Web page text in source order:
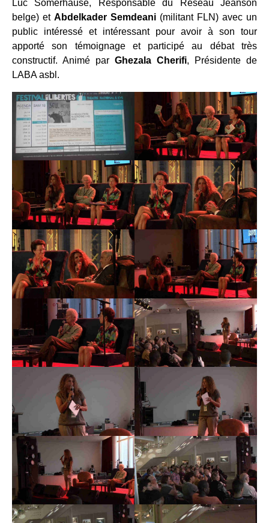
Luc Somerhause, Responsable du Réseau Jeanson
belge) et Abdelkader Semdeani (militant FLN) avec un
public intéressé et intéressant pour avoir à son tour
apporté son témoignage et participé au débat très
constructif. Animé par Ghezala Cherifi, Présidente de
LABA asbl.